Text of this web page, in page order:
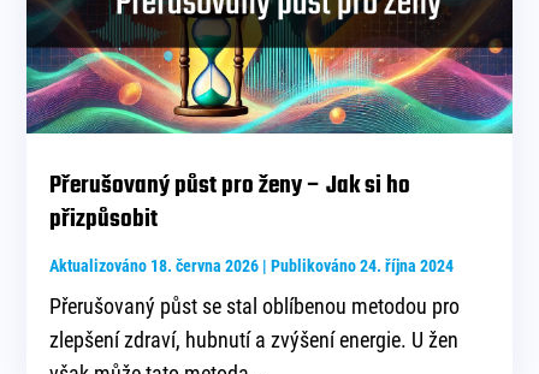
Přerušovaný půst pro ženy – Jak si ho
přizpůsobit
Aktualizováno 18. června 2026 | Publikováno 24. října 2024
Přerušovaný půst se stal oblíbenou metodou pro
zlepšení zdraví, hubnutí a zvýšení energie. U žen